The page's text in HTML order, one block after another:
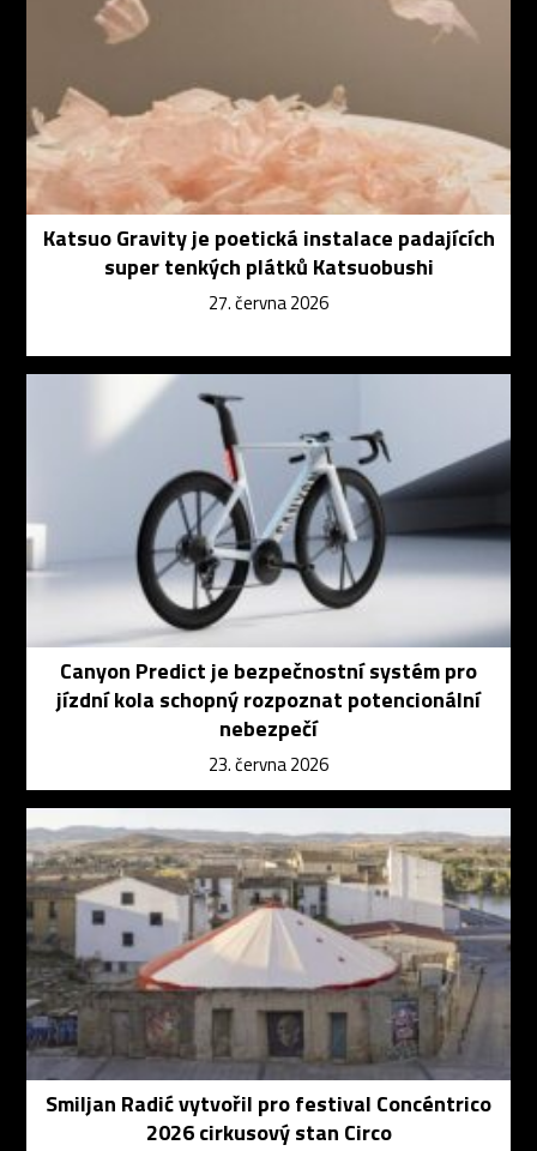
Katsuo Gravity je poetická instalace padajících
super tenkých plátků Katsuobushi
27. června 2026
Canyon Predict je bezpečnostní systém pro
jízdní kola schopný rozpoznat potencionální
nebezpečí
23. června 2026
Smiljan Radić vytvořil pro festival Concéntrico
2026 cirkusový stan Circo